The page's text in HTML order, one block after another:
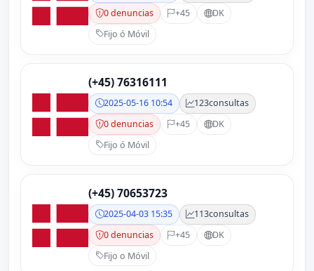
0 denuncias
+45
DK
Fijo ó Móvil
(+45) 76316111
2025-05-16 10:54 123consultas
0 denuncias
+45
DK
Fijo ó Móvil
(+45) 70653723
2025-04-03 15:35 113consultas
0 denuncias
+45
DK
Fijo o Móvil